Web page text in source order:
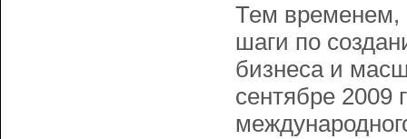
Тем временем,
шаги по
бизнеса и
сентябре 2009